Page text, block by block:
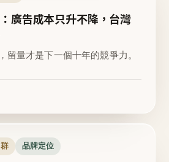
廣告成本只升不降，台灣
留量才是下一個十年的競爭力。
品牌定位